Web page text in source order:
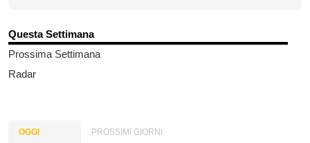
Questa Settimana
Prossima Settimana
Radar
OGGI PROSSIMI GIORNI